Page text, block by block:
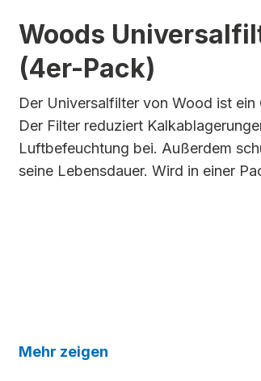
Woods
(4er-Pack)
Der Universalfilter von Wood ist
Der Filter reduziert
Luftbefeuchtung bei. Außerdem
seine Lebensdauer. Wird in einer
Mehr zeigen